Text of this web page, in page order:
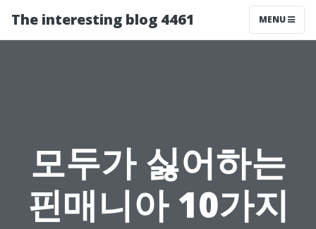
The interesting blog 4461 MENU
모두가 싫어하는
핀매니아 10가지